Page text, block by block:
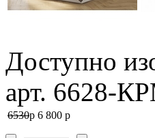
Доступно
арт. 6628-
6530p 6 800 p